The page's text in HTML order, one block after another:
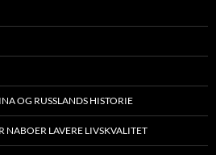
OG RUSSLANDS HISTORIE
NABOER LAVERE LIVSKVALITET